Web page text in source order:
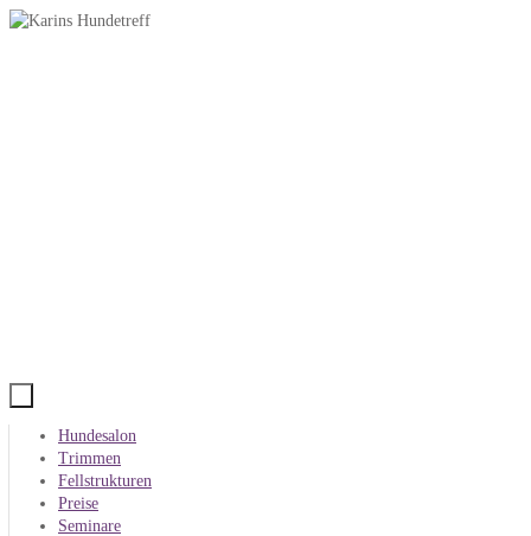
Zum
Inhalt
springen
Hundesalon
Trimmen
Fellstrukturen
Preise
Seminare